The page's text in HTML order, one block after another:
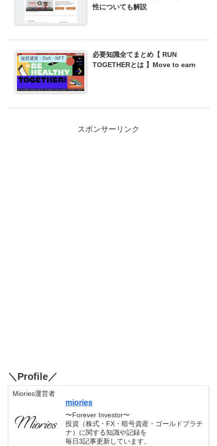
性についても解説
仮想通貨・Defi・NFT
必要知識全てまとめ【 RUN
TOGETHERとは 】Move to earn
スポンサーリンク
＼Profile／
Miories運営者
miories
〜Forever Investor〜
投資（株式・FX・暗号資産・ゴールドプラチ
ナ）に関する知識や記録を
毎日3記事更新しています。